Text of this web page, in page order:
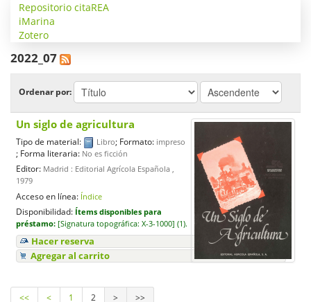
Repositorio citaREA
iMarina
Zotero
2022_07
Ordenar por:
Un siglo de agricultura
Tipo de material: Libro; Formato: impreso
; Forma literaria: No es ficción
Editor: Madrid : Editorial Agrícola Española ,
1979
Acceso en línea: Índice
Disponibilidad: Ítems disponibles para
préstamo: [Signatura topográfica: X-3-1000] (1).
Hacer reserva
Agregar al carrito
<< < 1 2 > >>